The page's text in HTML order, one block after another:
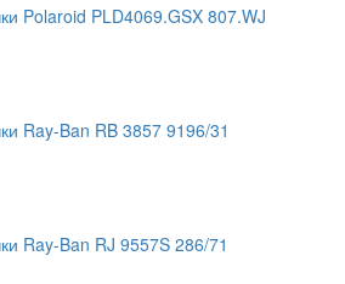
Polaroid PLD4069.GSX 807.WJ
Ray-Ban RB 3857 9196/31
Ray-Ban RJ 9557S 286/71